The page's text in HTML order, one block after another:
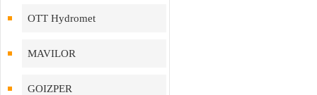
OTT Hydromet
MAVILOR
GOIZPER